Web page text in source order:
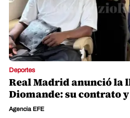
Deportes
Real Madrid anunció la
Diomande: su contrato
Agencia EFE